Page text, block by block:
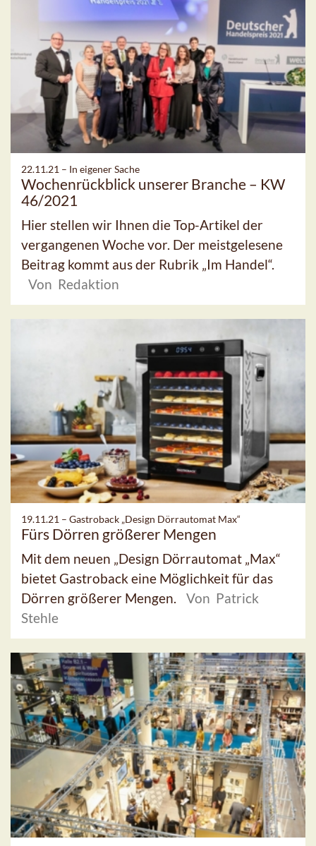
22.11.21 – In eigener Sache
Wochenrückblick unserer Branche – KW
46/2021
Hier stellen wir Ihnen die Top-Artikel der
vergangenen Woche vor. Der meistgelesene
Beitrag kommt aus der Rubrik „Im Handel“.
Von Redaktion
19.11.21 – Gastroback „Design Dörrautomat Max“
Fürs Dörren größerer Mengen
Mit dem neuen „Design Dörrautomat „Max“
bietet Gastroback eine Möglichkeit für das
Dörren größerer Mengen.
Von Patrick
Stehle